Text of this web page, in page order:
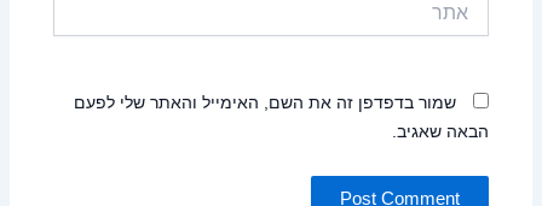
שמור בדפדפן זה את השם, האימייל והאתר שלי לפעם
הבאה שאגיב.